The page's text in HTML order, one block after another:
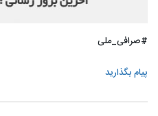
#صرافی_ملی
پیام بگذارید